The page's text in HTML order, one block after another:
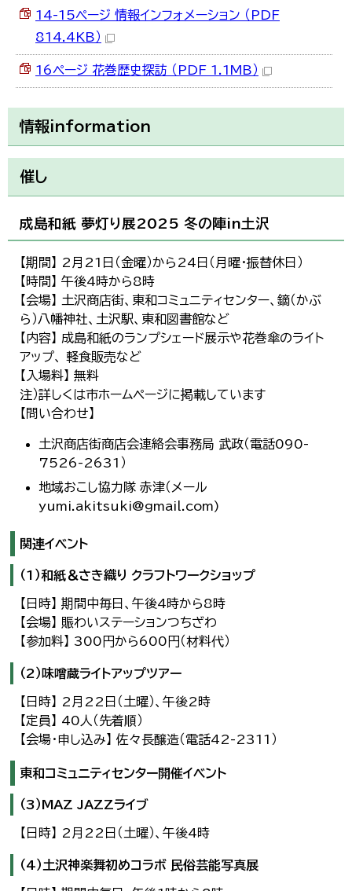
14-15ページ 情報インフォメーション （PDF
814.4KB）
16ページ 花巻歴史探訪 （PDF 1.1MB）
情報information
催し
成島和紙 夢灯り展2025 冬の陣in土沢
【期間】 2月21日（金曜）から24日（月曜・振替休日）
【時間】 午後4時から8時
【会場】 土沢商店街、東和コミュニティセンター、鏑（かぶ
ら）八幡神社、土沢駅、東和図書館など
【内容】 成島和紙のランプシェード展示や花巻傘のライト
アップ、 軽食販売など
【入場料】 無料
注）詳しくは市ホームページに掲載しています
【問い合わせ】
土沢商店街商店会連絡会事務局 武政（電話090-
7526-2631）
地域おこし協力隊 赤津（メール
yumi.akitsuki@gmail.com)
関連イベント
（1）和紙＆さき織り クラフトワークショップ
【日時】 期間中毎日、午後4時から8時
【会場】 賑わいステーションつちざわ
【参加料】 300円から600円（材料代）
（2）味噌蔵ライトアップツアー
【日時】 2月22日（土曜）、午後2時
【定員】 40人（先着順）
【会場・申し込み】 佐々長醸造（電話42-2311）
東和コミュニティセンター開催イベント
（3）MAZ JAZZライブ
【日時】 2月22日（土曜）、午後4時
（4）土沢神楽舞初めコラボ 民俗芸能写真展